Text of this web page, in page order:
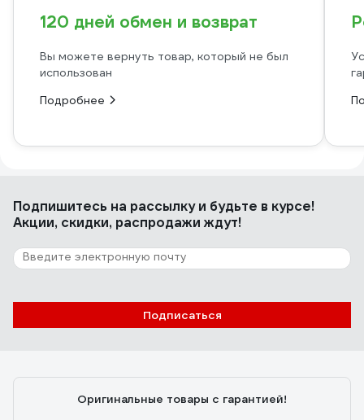
120 дней обмен и возврат
Вы можете вернуть товар, который не был
использован
Подробнее
Подпишитесь на рассылкуи будьте в курсе!
Акции, скидки, распродажи ждут!
Подписаться
Оригинальные товары с гарантией!